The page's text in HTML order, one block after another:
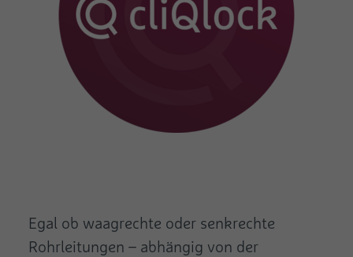
Egal ob waagrechte oder senkrechte
Rohrleitungen – abhängig von der